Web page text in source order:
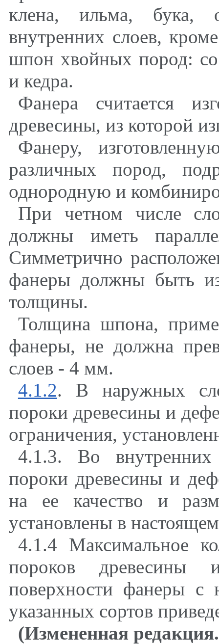
клена, ильма, бука,
внутренних слоев,
шпон хвойных пород:
и кедра.
Фанера считается
древесины, из которой
Фанеру,
различных пород,
однородную и
При четном числе
должны иметь
Симметрично
фанеры должны быть
толщины.
Толщина шпона,
фанеры, не должна
слоев - 4 мм.
4.1.2. В наружных
пороки древесины и
ограничения,
4.1.3. Во
пороки древесины и
на ее качество и
установлены в
4.1.4 Максимальное
пороков древесины
поверхности фанеры
указанных сортов
(Измененная